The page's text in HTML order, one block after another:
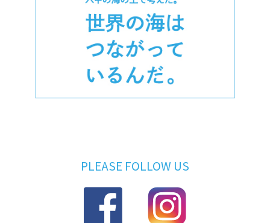
PLEASE FOLLOW US